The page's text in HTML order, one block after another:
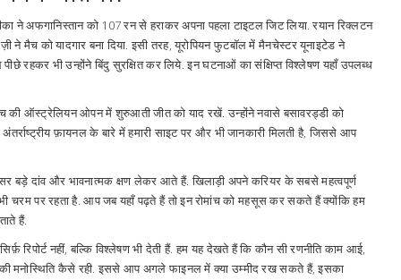
ने अफगानिस्तान को 107 रन से हराकर अपना पहला टाइटल जिट लिया. रयान रिक्लटन
ने मैच को यादगार बना दिया. इसी तरह, यूरोपियन फुटबॉल में मैनचेस्टर यूनाइटेड ने
रहकर भी उन्होंने बिंदु सुरक्षित कर लिये. इन घटनाओं का संक्षिप्त विश्लेषण यहाँ उपलब्ध
की ऑस्ट्रेलियन ओपन में शुरुआती जीत को याद रखें. उन्होंने नवासे बसावरड्डी को
फ़ायनल के बारे में हमारी साइट पर और भी जानकारी मिलती है, जिससे आप
बड़े दांव और भावनात्मक क्षण लेकर आते हैं. खिलाड़ी अपने करियर के सबसे महत्वपूर्ण
चरम पर रहता है. आप जब यहाँ पढ़ते हैं तो इन रोमांच को महसूस कर सकते हैं क्योंकि हम
हैं.
रिपोर्ट नहीं, बल्कि विश्लेषण भी देती हैं. हम यह देखते हैं कि कौन सी रणनीति काम आई,
मनोस्थिति कैसे रही. इससे आप अगले फाइनल में क्या उम्मीद रख सकते हैं, इसका